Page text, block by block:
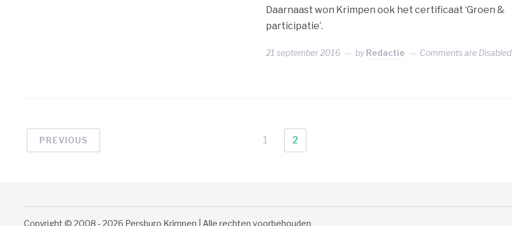
Daarnaast won Krimpen ook het certificaat ‘Groen &
participatie’.
21 september 2016 byRedactie Comments are Disabled
PREVIOUS 1 2
Copyright © 2008 - 2026 Persburo Krimpen | Alle rechten voorbehouden